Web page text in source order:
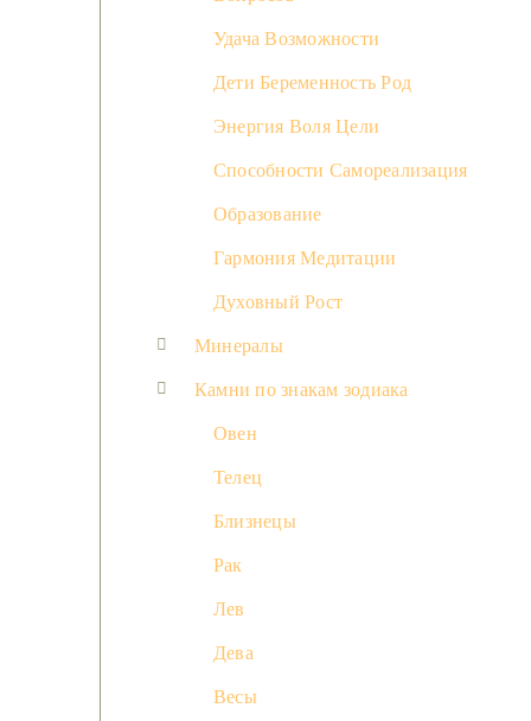
Удача Возможности
Дети Беременность Род
Энергия Воля Цели
Способности Самореализация
Образование
Гармония Медитации
Духовный Рост
Минералы
Камни по знакам зодиака
Овен
Телец
Близнецы
Рак
Лев
Дева
Весы